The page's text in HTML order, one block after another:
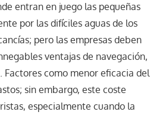
entran en juego las pequeñas
por las difíciles aguas de los
pero las empresas deben
ventajas de navegación,
como menor eficacia del
sin embargo, este coste
especialmente cuando la